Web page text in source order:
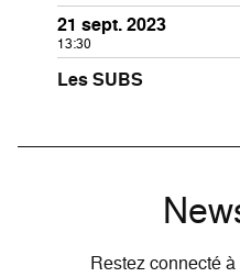
21 sept. 2023
13:30
Les SUBS
Restez connecté